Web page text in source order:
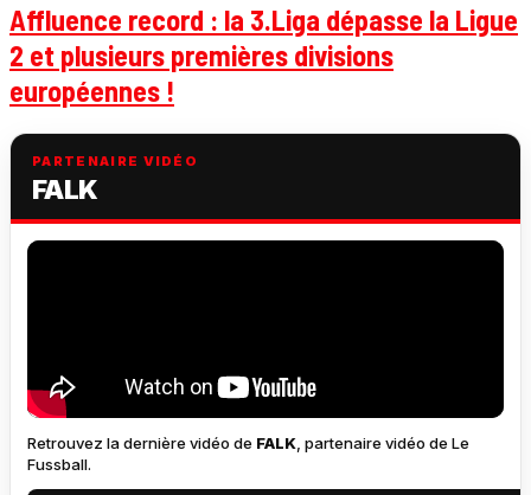
Affluence record : la 3.Liga dépasse la Ligue
2 et plusieurs premières divisions
européennes !
PARTENAIRE VIDÉO
FALK
Retrouvez la dernière vidéo de FALK , partenaire vidéo de Le
Fussball.